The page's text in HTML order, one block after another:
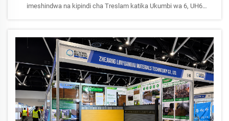
imeshindwa na kipindi cha Treslam katika Ukumbi wa 6, UH6
mabanda ya WPC, na mabandiko ya ukuta. Jiunge nasi kesho, Aprili
30, ICC Sydney.